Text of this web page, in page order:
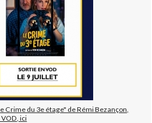
du 3e étage" de Rémi Bezançon,
ici